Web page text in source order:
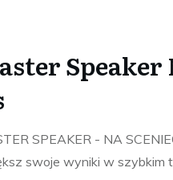
Speaker
SPEAKER - NA
swoje wyniki w szybkim